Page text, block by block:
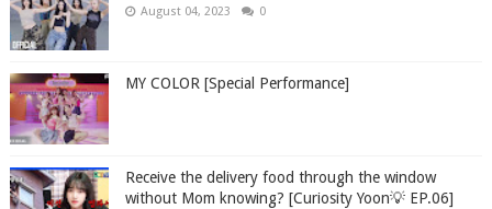
August 04, 2023 0
MY COLOR [Special Performance]
Receive the delivery food through the window
without Mom knowing? [Curiosity Yoon💡 EP.06]